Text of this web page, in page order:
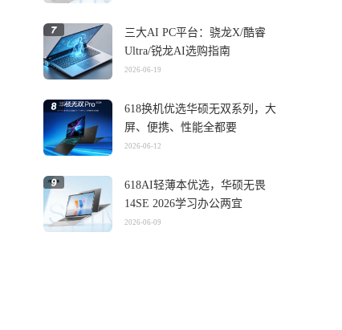
三大AI PC平台：骁龙X/酷睿
Ultra/锐龙AI选购指南
2026-06-19
618换机优选华硕无双系列，大
屏、便携、性能全都要
2026-06-12
618AI轻薄本优选，华硕无畏
14SE 2026学习办公两宜
2026-06-09